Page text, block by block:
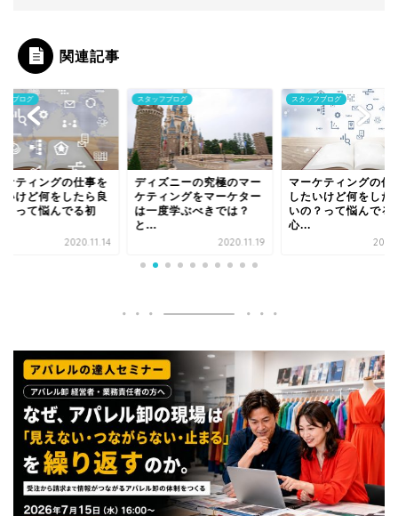
関連記事
フブログ
ケティングの仕事を
いけど何をしたら良
？って悩んでる初
2020.11.14
スタッフブログ
ディズニーの究極のマー
ケティングをマーケター
は一度学ぶべきでは？
と...
2020.11.19
スタッフブログ
マーケティングの仕
したいけど何をした
いの？って悩んでる
心...